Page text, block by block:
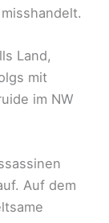
Land,
mit
im NW
Auf dem